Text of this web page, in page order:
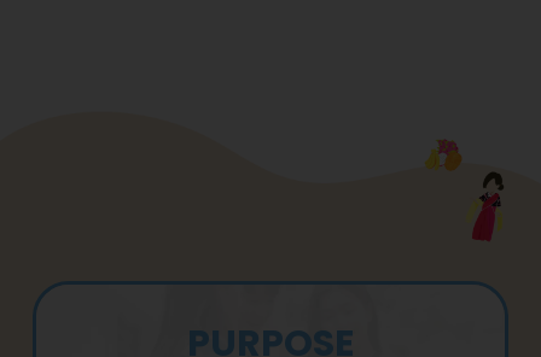
PURPOSE